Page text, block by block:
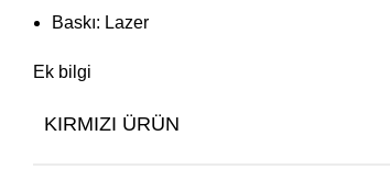
Baskı: Lazer
Ek bilgi
KIRMIZI ÜRÜN